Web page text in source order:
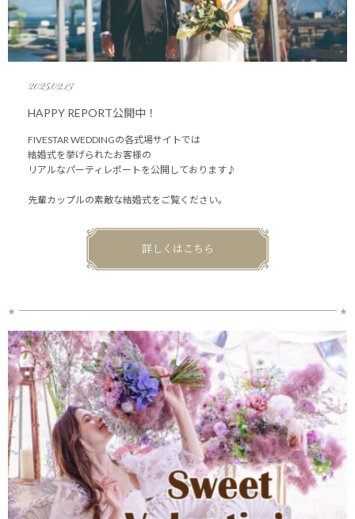
2025.02.13
HAPPY REPORT公開中！
FIVESTAR WEDDINGの各式場サイトでは
結婚式を挙げられたお客様の
リアルなパーティレポートを公開しております♪
先輩カップルの素敵な結婚式をご覧ください。
詳しくはこちら